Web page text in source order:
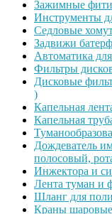
Зажимные
Инструменты
Седловые
Задвижи
Автоматика
Фильтры
Дисковые
)
Капельная
Капельная
Дождеватель
полосовый,
Инжектора и
Лента туман и
Шланг для
Краны шаровые